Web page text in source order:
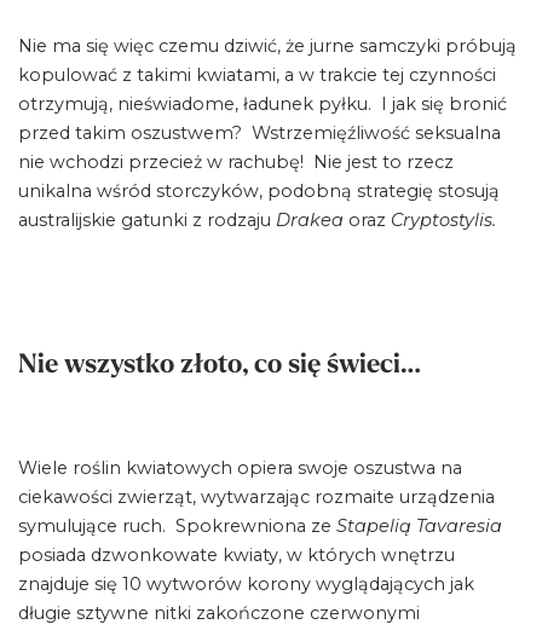
Nie ma się więc czemu dziwić, że jurne samczyki próbują
kopulować z takimi kwiatami, a w trakcie tej czynności
otrzymują, nieświadome, ładunek pyłku. I jak się bronić
przed takim oszustwem? Wstrzemięźliwość seksualna
nie wchodzi przecież w rachubę! Nie jest to rzecz
unikalna wśród storczyków, podobną strategię stosują
australijskie gatunki z rodzaju Drakea oraz Cryptostylis.
Nie wszystko złoto, co się świeci…
Wiele roślin kwiatowych opiera swoje oszustwa na
ciekawości zwierząt, wytwarzając rozmaite urządzenia
symulujące ruch. Spokrewniona ze Stapelią Tavaresia
posiada dzwonkowate kwiaty, w których wnętrzu
znajduje się 10 wytworów korony wyglądających jak
długie sztywne nitki zakończone czerwonymi